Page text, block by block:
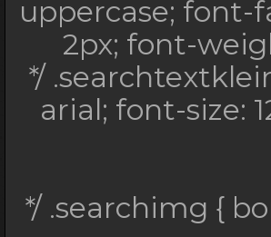
uppercase; font-
2px; font-
*/
arial; font-size:
*/ .searchimg {